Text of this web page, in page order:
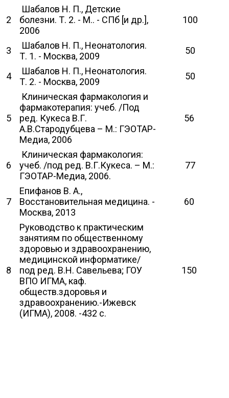
2
Шабалов Н. П., Детские
болезни. Т. 2. - М.. - СПб [и др.],
2006
100
3
Шабалов Н. П., Неонатология.
Т. 1. - Москва, 2009
50
4
Шабалов Н. П., Неонатология.
Т. 2. - Москва, 2009
50
5
Клиническая фармакология и
фармакотерапия: учеб. /Под
ред. Кукеса В.Г.
А.В.Стародубцева – М.: ГЭОТАР-
Медиа, 2006
56
6
Клиническая фармакология:
учеб. /под ред. В.Г.Кукеса. – М.:
ГЭОТАР-Медиа, 2006.
77
7
Епифанов В. А.,
Восстановительная медицина. -
Москва, 2013
60
8
Руководство к практическим
занятиям по общественному
здоровью и здравоохранению,
медицинской информатике/
под ред. В.Н. Савельева; ГОУ
ВПО ИГМА, каф.
обществ.здоровья и
здравоохранению.-Ижевск
(ИГМА), 2008. -432 с.
150